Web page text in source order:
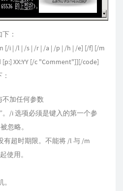
：
[/i | /l | /s | /r | /a | /p | /h | /e] [/f] [/m
XX:YY [/c "Comment"]][/code]
加任何参数
/i 选项必须是键入的第一个参
忽略。
超时期限。不能将 /l 与 /m
使用。